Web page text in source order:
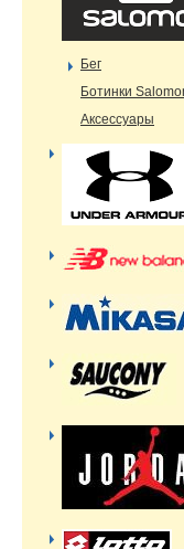
Бег
Ботинки
Аксессуары